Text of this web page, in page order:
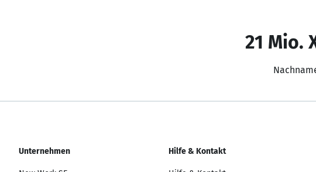
21 Mio.
Unternehmen Hilfe & Kontakt